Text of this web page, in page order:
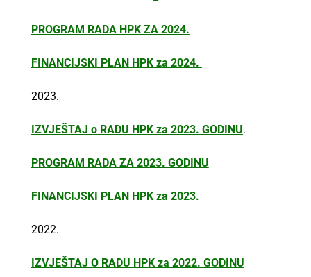
PROGRAM RADA HPK ZA 2024.
FINANCIJSKI PLAN HPK za 2024.
2023.
IZVJEŠTAJ o RADU HPK za 2023. GODINU.
PROGRAM RADA ZA 2023. GODINU
FINANCIJSKI PLAN HPK za 2023.
2022.
IZVJEŠTAJ O RADU HPK za 2022. GODINU